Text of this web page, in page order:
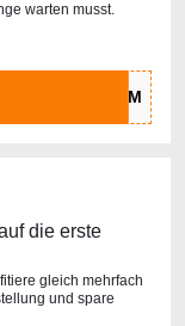
warten musst.
die erste
gleich mehrfach
und spare